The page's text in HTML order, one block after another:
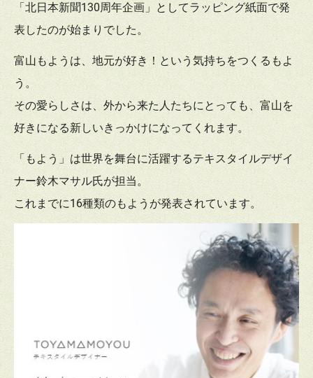
「北日本新聞130周年企画」としてラッピング紙面で発
表したのが始まりでした。
富山もようは、地元が好き！という気持ちをつくるもよ
う。
その愛らしさは、外から来た人たちにとっても、富山を
好きになる新しいきっかけになってくれます。
「もよう」は世界を舞台に活躍するテキスタイルデザイ
ナー鈴木マサル氏が担当。
これまでに16種類のもようが発表されています。